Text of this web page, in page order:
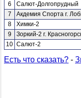
6
Салют-Долгопрудный
7
Акдемия Спорта г.
8
Химки-2
9
Зоркий-2 г.
10 Салют-2
Есть что сказать? -